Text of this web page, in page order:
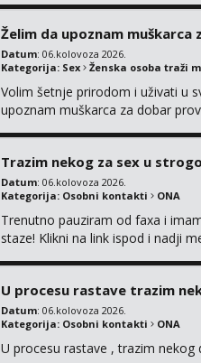
Želim da upoznam muškarca
Datum: 06.kolovoza 2026.
Kategorija: Sex Ženska osoba traži
Volim šetnje prirodom i uživati u
upoznam muškarca za dobar
Trazim nekog za sex u
Datum: 06.kolovoza 2026.
Kategorija: Osobni kontakti ONA
Trenutno pauziram od faxa i
staze! Klikni na link ispod i nadji
U procesu rastave trazim
Datum: 06.kolovoza 2026.
Kategorija: Osobni kontakti ONA
U procesu rastave , trazim